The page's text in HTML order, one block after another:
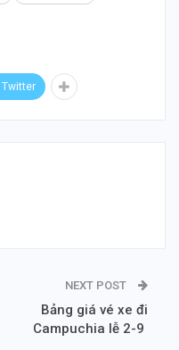
Twitter
NEXT POST
Bảng giá vé xe đi
Campuchia lễ 2-9